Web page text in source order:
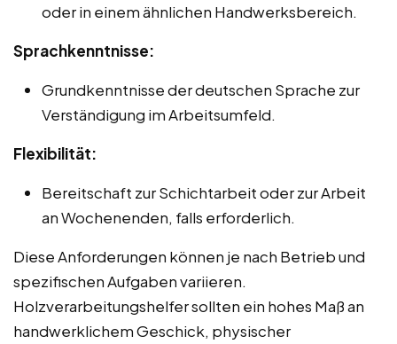
oder in einem ähnlichen Handwerksbereich.
Sprachkenntnisse:
Grundkenntnisse der deutschen Sprache zur
Verständigung im Arbeitsumfeld.
Flexibilität:
Bereitschaft zur Schichtarbeit oder zur Arbeit
an Wochenenden, falls erforderlich.
Diese Anforderungen können je nach Betrieb und
spezifischen Aufgaben variieren.
Holzverarbeitungshelfer sollten ein hohes Maß an
handwerklichem Geschick, physischer